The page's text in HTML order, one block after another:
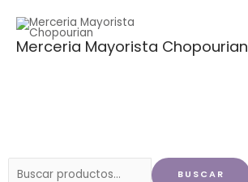
contenido
Merceria Mayorista Chopourian
Buscar
BUSCAR